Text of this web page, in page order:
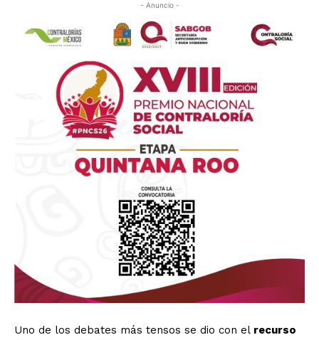
- Anuncio -
Uno de los debates más tensos se dio con el recurso